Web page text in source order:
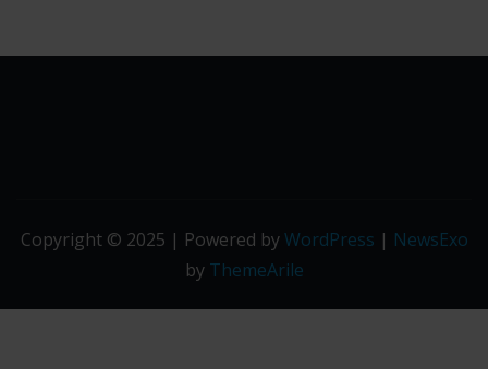
Copyright © 2025 | Powered byWordPress | NewsExo
by ThemeArile